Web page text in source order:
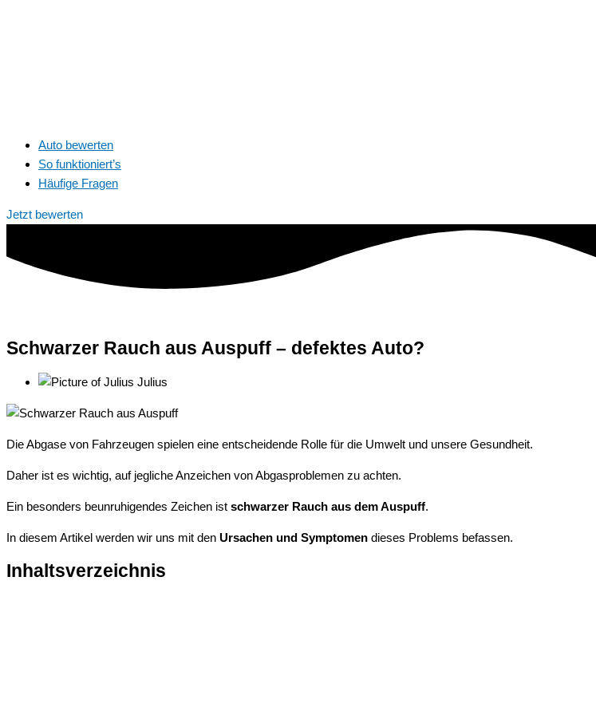
Auto bewerten
So funktioniert’s
Häufige Fragen
Jetzt bewerten
Schwarzer Rauch aus Auspuff – defektes Auto?
Julius
Die Abgase von Fahrzeugen spielen eine entscheidende Rolle für die Umwelt und unsere Gesundheit.
Daher ist es wichtig, auf jegliche Anzeichen von Abgasproblemen zu achten.
Ein besonders beunruhigendes Zeichen ist schwarzer Rauch aus dem Auspuff.
In diesem Artikel werden wir uns mit den Ursachen und Symptomen dieses Problems befassen.
Inhaltsverzeichnis